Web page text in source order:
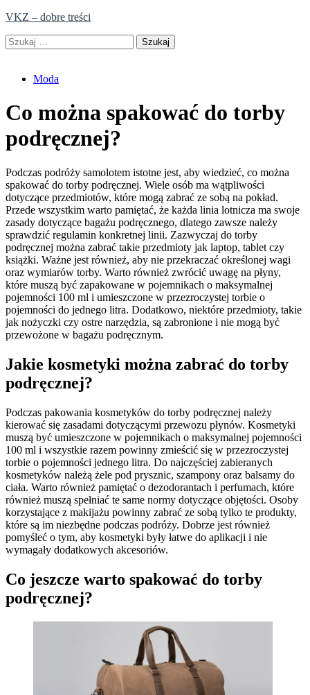
Skip
content
VKZ – dobre treści
Szukaj:
Moda
Co można spakować do torby
podręcznej?
Podczas podróży samolotem istotne jest, aby wiedzieć, co można
spakować do torby podręcznej. Wiele osób ma wątpliwości
dotyczące przedmiotów, które mogą zabrać ze sobą na pokład.
Przede wszystkim warto pamiętać, że każda linia lotnicza ma swoje
zasady dotyczące bagażu podręcznego, dlatego zawsze należy
sprawdzić regulamin konkretnej linii. Zazwyczaj do torby
podręcznej można zabrać takie przedmioty jak laptop, tablet czy
książki. Ważne jest również, aby nie przekraczać określonej wagi
oraz wymiarów torby. Warto również zwrócić uwagę na płyny,
które muszą być zapakowane w pojemnikach o maksymalnej
pojemności 100 ml i umieszczone w przezroczystej torbie o
pojemności do jednego litra. Dodatkowo, niektóre przedmioty, takie
jak nożyczki czy ostre narzędzia, są zabronione i nie mogą być
przewożone w bagażu podręcznym.
Jakie kosmetyki można zabrać do torby
podręcznej?
Podczas pakowania kosmetyków do torby podręcznej należy
kierować się zasadami dotyczącymi przewozu płynów. Kosmetyki
muszą być umieszczone w pojemnikach o maksymalnej pojemności
100 ml i wszystkie razem powinny zmieścić się w przezroczystej
torbie o pojemności jednego litra. Do najczęściej zabieranych
kosmetyków należą żele pod prysznic, szampony oraz balsamy do
ciała. Warto również pamiętać o dezodorantach i perfumach, które
również muszą spełniać te same normy dotyczące objętości. Osoby
korzystające z makijażu powinny zabrać ze sobą tylko te produkty,
które są im niezbędne podczas podróży. Dobrze jest również
pomyśleć o tym, aby kosmetyki były łatwe do aplikacji i nie
wymagały dodatkowych akcesoriów.
Co jeszcze warto spakować do torby
podręcznej?